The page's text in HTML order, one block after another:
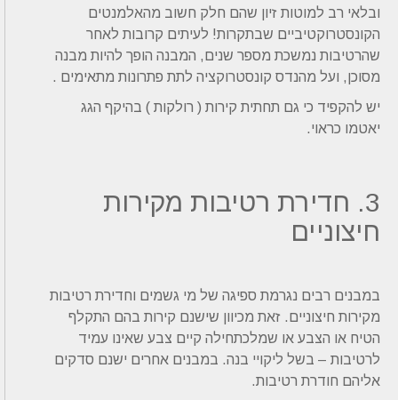
ובלאי רב למוטות זיון שהם חלק חשוב מהאלמנטים
הקונסטרוקטיביים שבתקרות! לעיתים קרובות לאחר
שהרטיבות נמשכת מספר שנים, המבנה הופך להיות מבנה
מסוכן, ועל מהנדס קונסטרוקציה לתת פתרונות מתאימים .
יש להקפיד כי גם תחתית קירות ( רולקות ) בהיקף הגג
יאטמו כראוי.
3. חדירת רטיבות מקירות
חיצוניים
במבנים רבים נגרמת ספיגה של מי גשמים וחדירת רטיבות
מקירות חיצוניים. זאת מכיוון שישנם קירות בהם התקלף
הטיח או הצבע או שמלכתחילה קיים צבע שאינו עמיד
לרטיבות – בשל ליקויי בנה. במבנים אחרים ישנם סדקים
אליהם חודרת רטיבות.